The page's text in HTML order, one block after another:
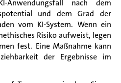
nach dem
und dem Grad der
vom KI-System. Wenn ein
Risiko aufweist, legen
fest. Eine Maßnahme kann
der Ergebnisse im